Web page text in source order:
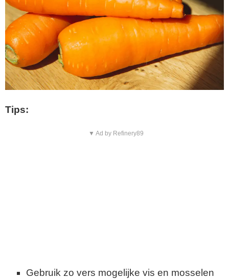
Tips:
▼ Ad by Refinery89
Gebruik zo vers mogelijke vis en mosselen